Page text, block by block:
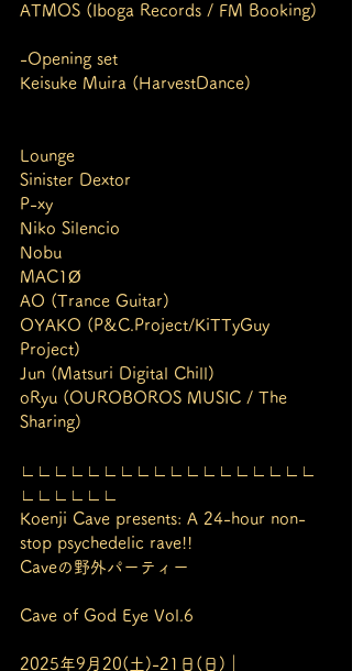
ATMOS (Iboga Records / FM Booking)
-Opening set
Keisuke Muira (HarvestDance)
Lounge
Sinister Dextor
P-xy
Niko Silencio
Nobu
MAC1Ø
AO (Trance Guitar)
OYAKO (P&C.Project/KiTTyGuy
Project)
Jun (Matsuri Digital Chill)
oRyu (OUROBOROS MUSIC / The
Sharing)
∟∟∟∟∟∟∟∟∟∟∟∟∟∟∟∟∟∟
∟∟∟∟∟∟
Koenji Cave presents: A 24-hour non-
stop psychedelic rave!!
Caveの野外パーティー
Cave of God Eye Vol.6
2025年9月20(土)-21日(日)｜